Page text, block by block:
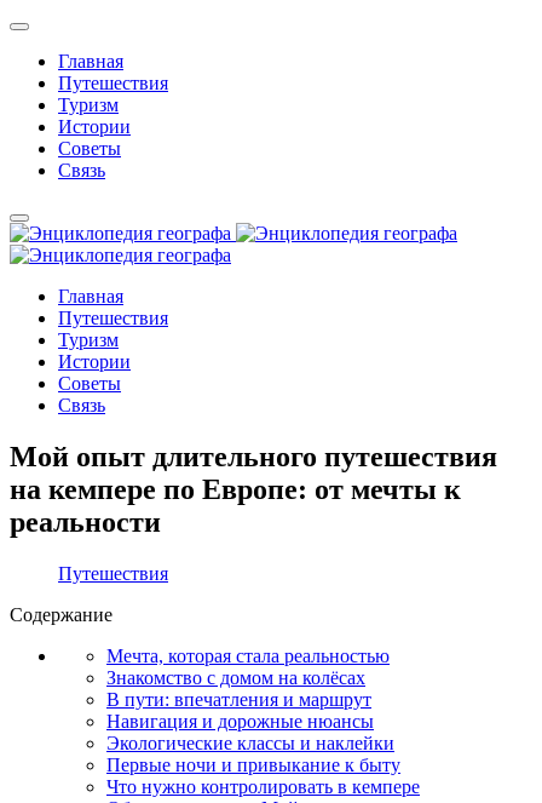
Главная
Путешествия
Туризм
Истории
Советы
Связь
Главная
Путешествия
Туризм
Истории
Советы
Связь
Мой опыт длительного путешествия
на кемпере по Европе: от мечты к
реальности
Путешествия
Содержание
Мечта, которая стала реальностью
Знакомство с домом на колёсах
В пути: впечатления и маршрут
Навигация и дорожные нюансы
Экологические классы и наклейки
Первые ночи и привыкание к быту
Что нужно контролировать в кемпере